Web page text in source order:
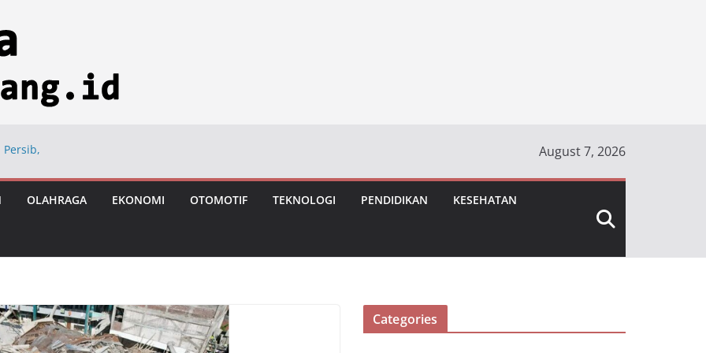
di Hayam
August 7, 2026
OLAHRAGA EKONOMI OTOMOTIF TEKNOLOGI PENDIDIKAN KESEHATAN
Categories